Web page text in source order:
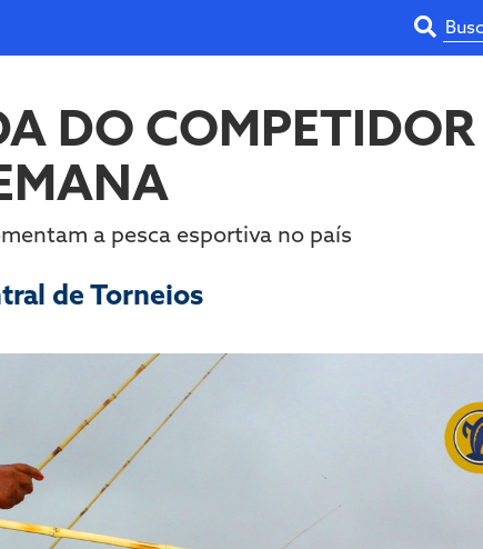
DO
a pesca esportiva no país
de Torneios